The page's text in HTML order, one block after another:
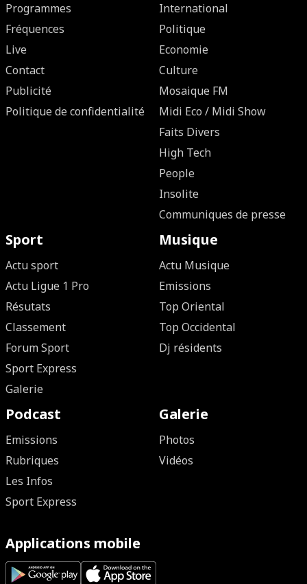
Programmes
Fréquences
Live
Contact
Publicité
Politique de confidentialité
International
Politique
Economie
Culture
Mosaique FM
Midi Eco / Midi Show
Faits Divers
High Tech
People
Insolite
Communiques de presse
Sport
Actu sport
Actu Ligue 1 Pro
Résutats
Classement
Forum Sport
Sport Express
Galerie
Musique
Actu Musique
Emissions
Top Oriental
Top Occidental
Dj résidents
Podcast
Emissions
Rubriques
Les Infos
Sport Express
Galerie
Photos
Vidéos
Applications mobile